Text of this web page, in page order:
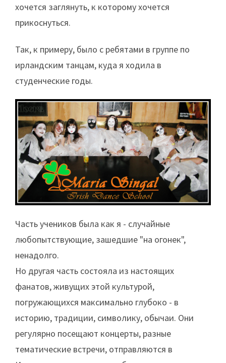
хочется заглянуть, к которому хочется
прикоснуться.
Так, к примеру, было с ребятами в группе по
ирландским танцам, куда я ходила в
студенческие годы.
Часть учеников была как я - случайные
любопытствующие, зашедшие "на огонек",
ненадолго.
Но другая часть состояла из настоящих
фанатов, живущих этой культурой,
погружающихся максимально глубоко - в
историю, традиции, символику, обычаи. Они
регулярно посещают концерты, разные
тематические встречи, отправляются в